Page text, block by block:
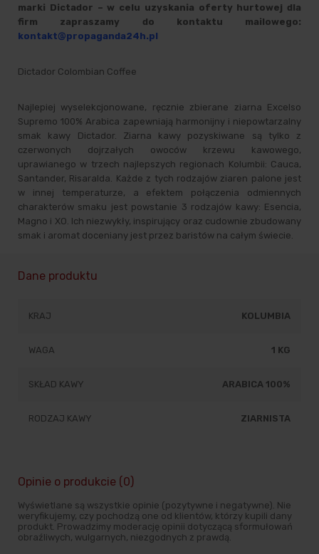
marki Dictador – w celu uzyskania oferty hurtowej dla
firm zapraszamy do kontaktu mailowego:
kontakt@propaganda24h.pl
Dictador Colombian Coffee
Najlepiej wyselekcjonowane, ręcznie zbierane ziarna Excelso
Supremo 100% Arabica zapewniają harmonijny i niepowtarzalny
smak kawy Dictador. Ziarna kawy pozyskiwane są tylko z
czerwonych dojrzałych owoców krzewu kawowego,
uprawianego w trzech najlepszych regionach Kolumbii: Cauca,
Santander, Risaralda. Każde z tych rodzajów ziaren palone jest
w innej temperaturze, a efektem połączenia odmiennych
charakterów smaku jest powstanie 3 rodzajów kawy: Esencia,
Magno i XO. Ich niezwykły, inspirujący oraz cudownie zbudowany
smak i aromat doceniany jest przez baristów na całym świecie.
Dane produktu
KRAJ KOLUMBIA
WAGA 1 KG
SKŁAD KAWY ARABICA 100%
RODZAJ KAWY ZIARNISTA
Opinie o produkcie (0)
Wyświetlane są wszystkie opinie (pozytywne i negatywne). Nie
weryfikujemy, czy pochodzą one od klientów, którzy kupili dany
produkt. Prowadzimy moderację opinii dotyczącą sformułowań
obraźliwych, wulgarnych, niezgodnych z prawdą.